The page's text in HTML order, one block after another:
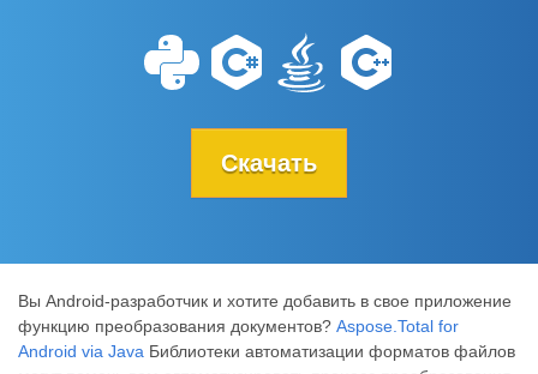
Скачать
Вы Android-разработчик и хотите добавить в свое приложение
функцию преобразования документов? Aspose.Total for
Android via Java Библиотеки автоматизации форматов файлов